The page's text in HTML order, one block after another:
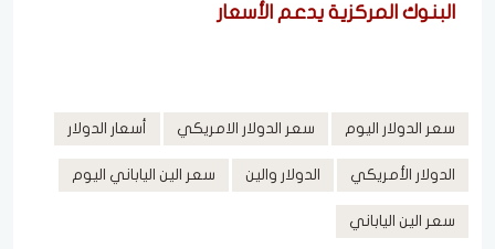
البنوك المركزية يدعم الأسعار
سعر الدولار اليوم سعر الدولار الامريكي أسعار الدولار
الدولار الأمريكي الدولار والين سعر الين الياباني اليوم
سعر الين الياباني